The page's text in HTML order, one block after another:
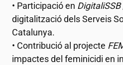
• Participació en DigitaliSSB
digitalització dels Serveis
Catalunya.
• Contribució al projecte
impactes del feminicidi en